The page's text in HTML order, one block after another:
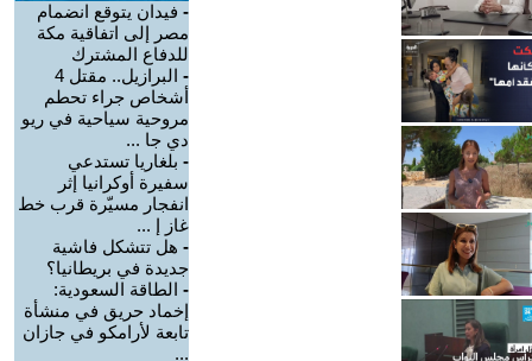
- فيدان يتوقع انضمام
مصر إلى اتفاقية مكة
للدفاع المشترك
-
البرازيل.. مقتل 4
أشخاص جراء تحطم
مروحية سياحية في ريو
دي جا ...
- بلغاريا تستدعي
سفيرة أوكرانيا إثر
انفجار مسيّرة قرب خط
غاز إ ...
- هل تتشكل فاشية
جديدة في بريطانيا؟
- الطاقة السعودية:
إخماد حريق في منشأة
تابعة لأرامكو في جازان
...